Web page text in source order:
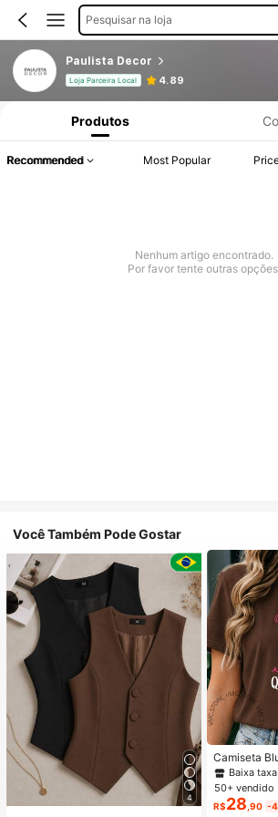
Pesquisar na loja
Paulista Decor
Loja Parceira Local 4.89
Produtos
Recommended Most Popular
Nenhum artigo encontrado.
Por favor tente outras
Você Também Pode Gostar
4
Camiseta
a Boleira
fissão 100%
Baixa
50+ vendido
R$28 ,90 -